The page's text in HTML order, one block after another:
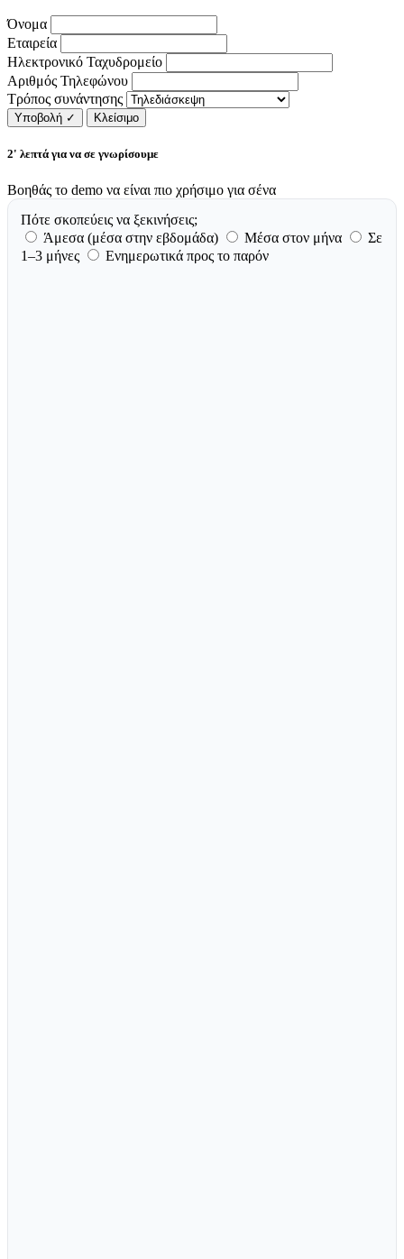
Όνομα
Εταιρεία
Ηλεκτρονικό Ταχυδρομείο
Αριθμός Τηλεφώνου
Τρόπος συνάντησης
Υποβολή ✓ Κλείσιμο
2' λεπτά για να σε γνωρίσουμε
Βοηθάς το demo να είναι πιο χρήσιμο για σένα
Πότε σκοπεύεις να ξεκινήσεις;
Άμεσα (μέσα στην εβδομάδα)
Μέσα στον μήνα
Σε
1–3 μήνες
Ενημερωτικά προς το παρόν